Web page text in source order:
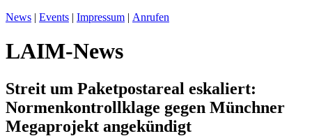
News | Events | Impressum | Anrufen
LAIM-News
Streit um Paketpostareal eskaliert:
Normenkontrollklage gegen Münchner
Megaprojekt angekündigt